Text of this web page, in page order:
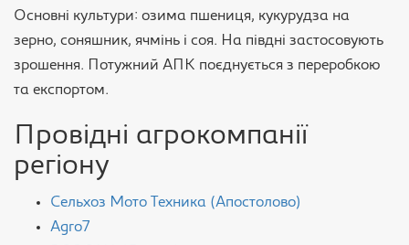
Основні культури: озима пшениця, кукурудза на
зерно, соняшник, ячмінь і соя. На півдні застосовують
зрошення. Потужний АПК поєднується з переробкою
та експортом.
Провідні агрокомпанії
регіону
Сельхоз Мото Техника (Апостолово)
Agro7